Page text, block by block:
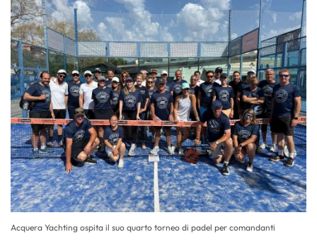
Acquera Yachting ospita il suo quarto torneo di padel per comandanti